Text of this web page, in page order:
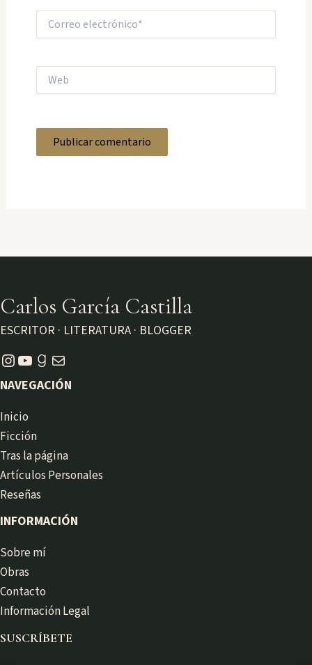
Correo
electrónico*
Carlos García Castilla
ESCRITOR · LITERATURA · BLOGGER
Instagram
YouTube
Goodreads
Correo electrónico
NAVEGACIÓN
Inicio
Ficción
Tras la página
Artículos Personales
Reseñas
INFORMACIÓN
Sobre mí
Obras
Contacto
Información Legal
SUSCRÍBETE